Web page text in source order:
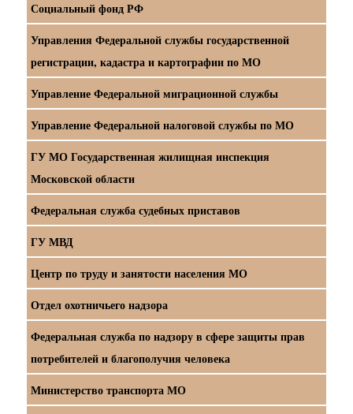
Социальный фонд РФ
Управления Федеральной службы государственной
регистрации, кадастра и картографии по МО
Управление Федеральной миграционной службы
Управление Федеральной налоговой службы по МО
ГУ МО Государственная жилищная инспекция
Московской области
Федеральная служба судебных приставов
ГУ МВД
Центр по труду и занятости населения МО
Отдел охотничьего надзора
Федеральная служба по надзору в сфере защиты прав
потребителей и благополучия человека
Министерство транспорта МО